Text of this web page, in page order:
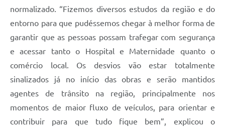
normalizado. “Fizemos diversos estudos da região e do
entorno para que pudéssemos chegar à melhor forma de
garantir que as pessoas possam trafegar com segurança
e acessar tanto o Hospital e Maternidade quanto o
comércio local. Os desvios vão estar totalmente
sinalizados já no início das obras e serão mantidos
agentes de trânsito na região, principalmente nos
momentos de maior fluxo de veículos, para orientar e
contribuir para que tudo fique bem”, explicou o